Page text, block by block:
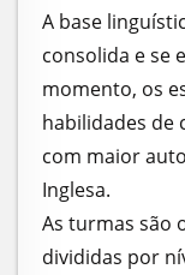
A base
consolida e se
momento, os
habilidades de
com maior
Inglesa.
As turmas são
divididas por